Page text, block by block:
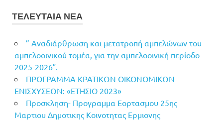
ΤΕΛΕΥΤΑΙΑ ΝΕΑ
” Αναδιάρθρωση και μετατροπή αμπελώνων του
αμπελοοινικού τομέα, για την αμπελοοινική περίοδο
2025-2026″.
ΠΡΟΓΡΑΜΜΑ ΚΡΑΤΙΚΩΝ ΟΙΚΟΝΟΜΙΚΩΝ
ΕΝΙΣΧΥΣΕΩΝ: «ΕΤΗΣΙΟ 2023»
Προσκληση- Προγραμμα Εορτασμου 25ης
Μαρτιου Δημοτικης Κοινοτητας Ερμιονης